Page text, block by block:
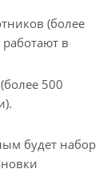
(более
в
500
будет набор